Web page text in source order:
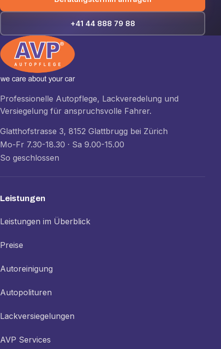
+41 44 888 79 88
Professionelle Autopflege, Lackveredelung und
Versiegelung für anspruchsvolle Fahrer.
Glatthofstrasse 3, 8152 Glattbrugg bei Zürich
Mo-Fr 7.30-18.30 · Sa 9.00-15.00
So geschlossen
Leistungen
Leistungen im Überblick
Preise
Autoreinigung
Autopolituren
Lackversiegelungen
AVP Services